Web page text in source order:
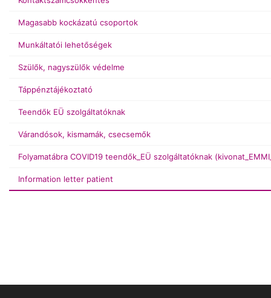
Magasabb kockázatú csoportok
Munkáltatói lehetőségek
Szülők, nagyszülők védelme
Táppénztájékoztató
Teendők EÜ szolgáltatóknak
Várandósok, kismamák, csecsemők
Folyamatábra COVID19 teendők_EÜ szolgáltatóknak
Information letter patient